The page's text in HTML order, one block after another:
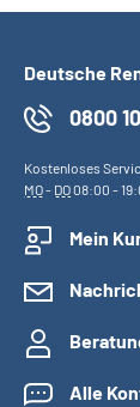
Deutsche
0800
Kostenloses
MO- DO08:00 -
Mein
Alle